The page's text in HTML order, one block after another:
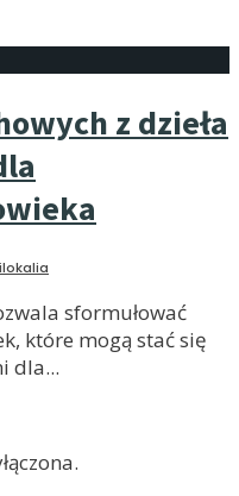
z dzieła
sformułować
które mogą stać się
dla...